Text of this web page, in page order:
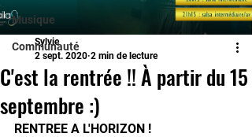
Musique
Communauté
C'est la rentrée !! À partir du 15
septembre :)
Sylvie
2 sept. 2020 2 min de lecture
RENTREE A L'HORIZON !